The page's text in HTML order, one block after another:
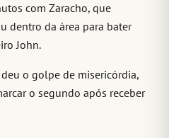
com Zaracho, que
dentro da área para bater
John.
o golpe de misericórdia,
o segundo após receber